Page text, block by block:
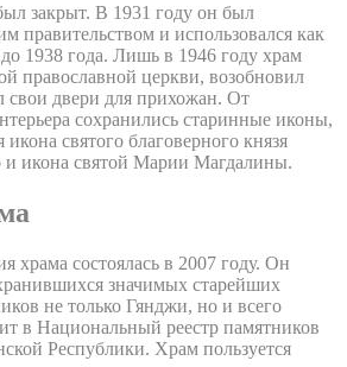
закрыт. В 1931 году он был
правительством и использовался как
1938 года. Лишь в 1946 году храм
православной церкви, возобновил
свои двери для прихожан. От
сохранились старинные иконы,
икона святого благоверного князя
и икона святой Марии Магдалины.
храма состоялась в 2007 году. Он
значимых старейших
не только Гянджи, но и всего
в Национальный реестр памятников
Республики. Храм пользуется